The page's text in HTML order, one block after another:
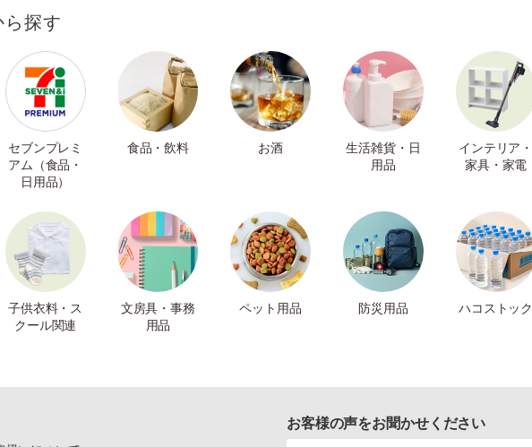
探す
セブンプレミ
アム（食品・
日用品）
食品・飲料 お酒
生活雑貨・日
用品
インテリア・
家具・家電
子供衣料・ス
クール関連
文房具・事務
用品
ペット用品 防災用品 ハコストック
お客様の声をお聞かせください